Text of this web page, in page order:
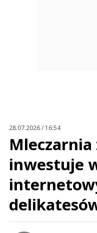
28.07.2026 / 16:54
Mleczarnia
inwestuje